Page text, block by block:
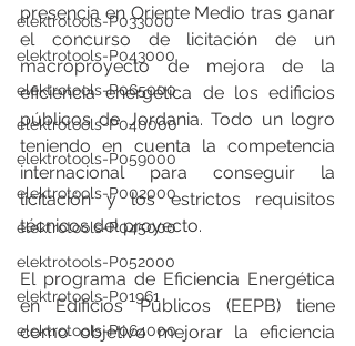
elektrotools-P033000
elektrotools-P043000
elektrotools-P065000
elektrotools-P040000
elektrotools-P059000
elektrotools-P002000
elektrotools-P045000
elektrotools-P052000
elektrotools-P01961
elektrotools-P064000
presencia en Oriente Medio tras ganar
el concurso de licitación de un
macroproyecto de mejora de la
eficiencia energética de los edificios
públicos de Jordania. Todo un logro
teniendo en cuenta la competencia
internacional para conseguir la
licitación y los estrictos requisitos
técnicos del proyecto.
El programa de Eficiencia Energética
en Edificios Públicos (EEPB) tiene
como objetivo mejorar la eficiencia